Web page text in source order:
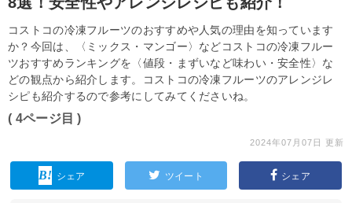
コストコの冷凍フルーツのおすすめや人気の理由を知っています
か？今回は、〈ミックス・マンゴー〉などコストコの冷凍フルー
ツおすすめランキングを〈値段・まずいなど味わい・安全性〉な
どの観点から紹介します。コストコの冷凍フルーツのアレンジレ
シピも紹介するので参考にしてみてくださいね。
( 4ページ目 )
2024年07月07日 更新
シェア ツイート シェア